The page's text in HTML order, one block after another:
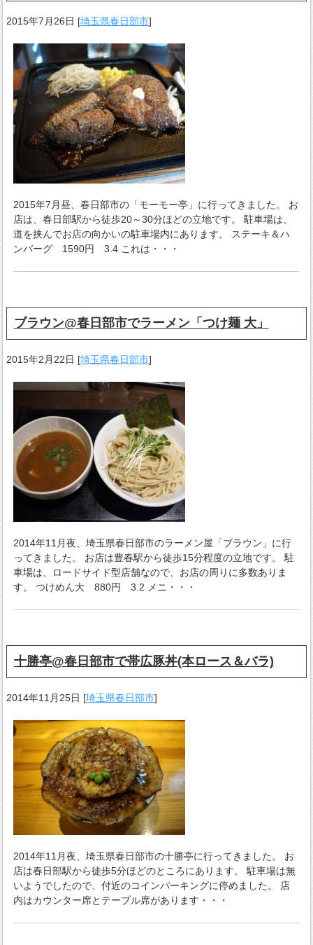
2015年7月26日 [埼玉県春日部市]
2015年7月昼、春日部市の「モーモー亭」に行ってきました。 お
店は、春日部駅から徒歩20～30分ほどの立地です。 駐車場は、
道を挟んでお店の向かいの駐車場内にあります。 ステーキ＆ハ
ンバーグ 1590円 3.4 これは・・・
ブラウン@春日部市でラーメン「つけ麺 大」
2015年2月22日 [埼玉県春日部市]
2014年11月夜、埼玉県春日部市のラーメン屋「ブラウン」に行
ってきました。 お店は豊春駅から徒歩15分程度の立地です。 駐
車場は、ロードサイド型店舗なので、お店の周りに多数ありま
す。 つけめん大 880円 3.2 メニ・・・
十勝亭@春日部市で帯広豚丼(本ロース＆バラ)
2014年11月25日 [埼玉県春日部市]
2014年11月夜、埼玉県春日部市の十勝亭に行ってきました。 お
店は春日部駅から徒歩5分ほどのところにあります。 駐車場は無
いようでしたので、付近のコインパーキングに停めました。 店
内はカウンター席とテーブル席があります・・・